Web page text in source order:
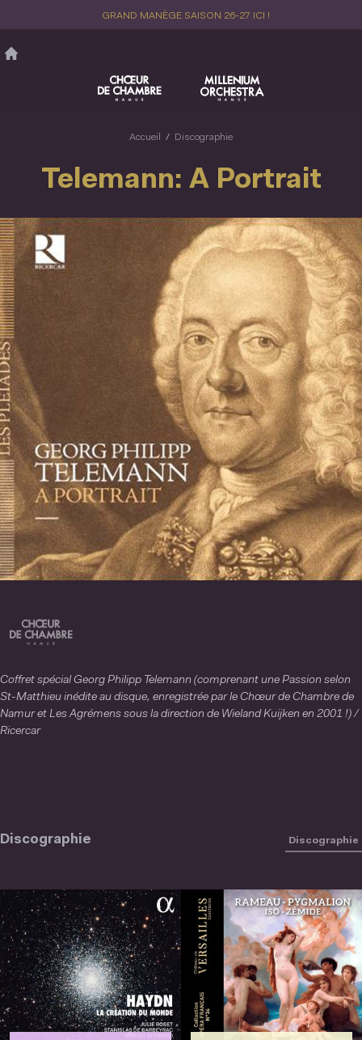
principal
GRAND MANÈGE SAISON 26-27 ICI !
Accueil Discographie
Telemann: A Portrait
Coffret spécial Georg Philipp Telemann (comprenant une Passion selon
St-Matthieu inédite au disque, enregistrée par le Chœur de Chambre de
Namur et Les Agrémens sous la direction de Wieland Kuijken en 2001 !) /
Ricercar
Discographie Discographie